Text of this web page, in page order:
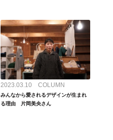
2023.03.10 COLUMN
みんなから愛されるデザインが生まれ
る理由 片岡美央さん